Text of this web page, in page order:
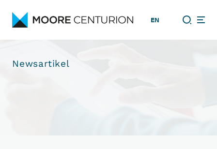
EN
Newsartikel